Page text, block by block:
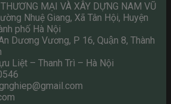
MẠI VÀ XÂY DỰNG NAM VŨ
Nhuệ Giang, Xã Tân Hội, Huyện
phố Hà Nội
Dương Vương, P 16, Quận 8, Thành
Liệt – Thanh Trì – Hà Nội